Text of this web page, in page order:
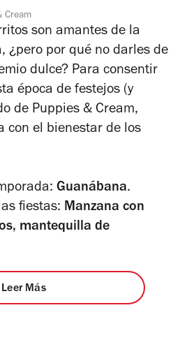
Cream
son amantes de la
¿pero por qué no darles de
dulce? Para consentir
época de festejos (y
de Puppies & Cream,
con el bienestar de los
Guanábana.
fiestas: Manzana con
mantequilla de
Leer Más